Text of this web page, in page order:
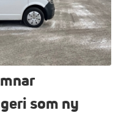
som ny